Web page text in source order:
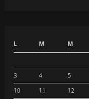
L M M
3
4 5
10
11 12